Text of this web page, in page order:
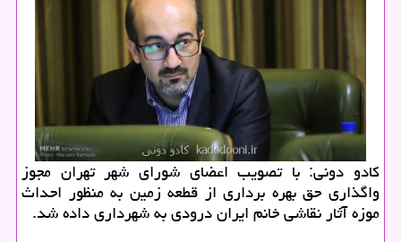
كادو دونی: با تصویب اعضای شورای شهر تهران مجوز
واگذاری حق بهره برداری از قطعه زمین به منظور احداث
موزه آثار نقاشی خانم ایران درودی به شهرداری داده شد.